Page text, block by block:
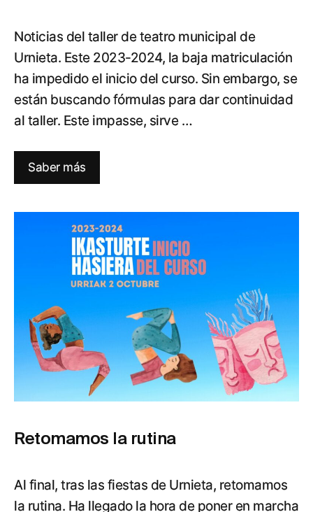
Noticias del taller de teatro municipal de
Urnieta. Este 2023-2024, la baja matriculación
ha impedido el inicio del curso. Sin embargo, se
están buscando fórmulas para dar continuidad
al taller. Este impasse, sirve …
Saber más
Retomamos la rutina
Al final, tras las fiestas de Urnieta, retomamos
la rutina. Ha llegado la hora de poner en marcha